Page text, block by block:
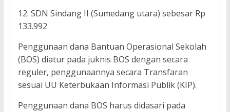
12. SDN Sindang II (Sumedang utara) sebesar Rp
133.992
Penggunaan dana Bantuan Operasional Sekolah
(BOS) diatur pada juknis BOS dengan secara
reguler, penggunaannya secara Transfaran
sesuai UU Keterbukaan Informasi Publik (KIP).
Penggunaan dana BOS harus didasari pada